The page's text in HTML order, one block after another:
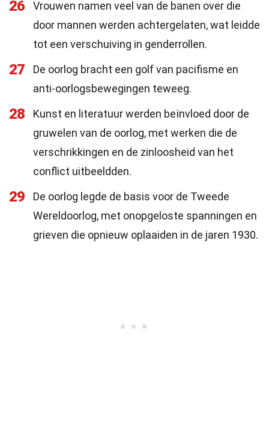
26
Vrouwen namen veel van de banen over die
door mannen werden achtergelaten, wat leidde
tot een verschuiving in genderrollen.
27
De oorlog bracht een golf van pacifisme en
anti-oorlogsbewegingen teweeg.
28
Kunst en literatuur werden beïnvloed door de
gruwelen van de oorlog, met werken die de
verschrikkingen en de zinloosheid van het
conflict uitbeeldden.
29
De oorlog legde de basis voor de Tweede
Wereldoorlog, met onopgeloste spanningen en
grieven die opnieuw oplaaiden in de jaren 1930.